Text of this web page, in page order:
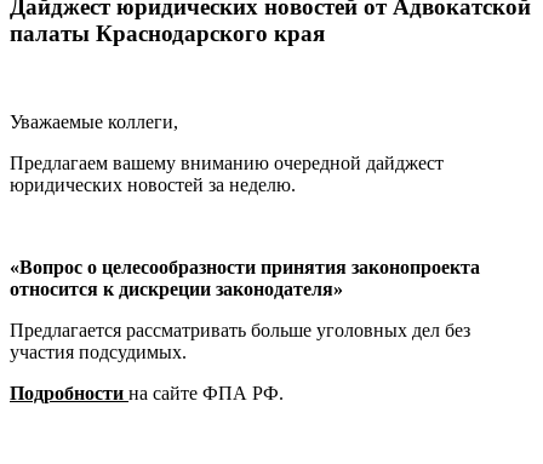
Дайджест юридических новостей от Адвокатской
палаты Краснодарского края
Уважаемые коллеги,
Предлагаем вашему вниманию очередной дайджест
юридических новостей за неделю.
«Вопрос о целесообразности принятия законопроекта
относится к дискреции законодателя»
Предлагается рассматривать больше уголовных дел без
участия подсудимых.
Подробности на сайте ФПА РФ.